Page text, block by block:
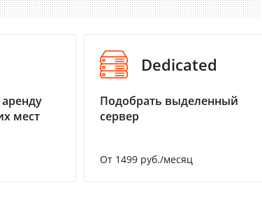
мест
Dedicated
Подобрать выделенный
сервер
От 1499 руб./месяц